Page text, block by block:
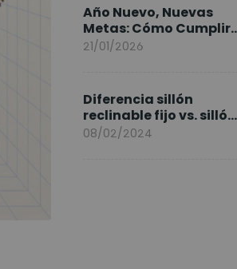
Año Nuevo, Nuevas
Metas: Cómo Cumplir
tus Objetivos Fitness
21/01/2026
Diferencia sillón
reclinable fijo vs. sillón
elevable
08/02/2024